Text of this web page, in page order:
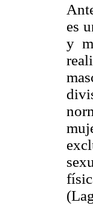
es
y